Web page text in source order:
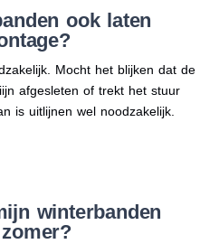
ook laten
Mocht het blijken dat de
afgesleten of trekt het stuur
is uitlijnen wel noodzakelijk.
winterbanden